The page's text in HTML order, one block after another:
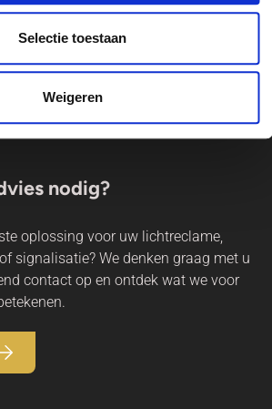
Selectie toestaan
Weigeren
Onze locaties
nodig?
oplossing voor uw lichtreclame,
signalisatie? We denken graag met u
contact op en ontdek wat we voor